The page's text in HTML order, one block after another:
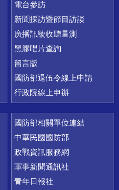
電台參訪
新聞採訪暨節目訪談
廣播訊號收聽量測
黑膠唱片查詢
留言版
國防部退伍令線上申請
行政院線上申辦
國防部相關單位連結
中華民國國防部
政戰資訊服務網
軍事新聞通訊社
青年日報社